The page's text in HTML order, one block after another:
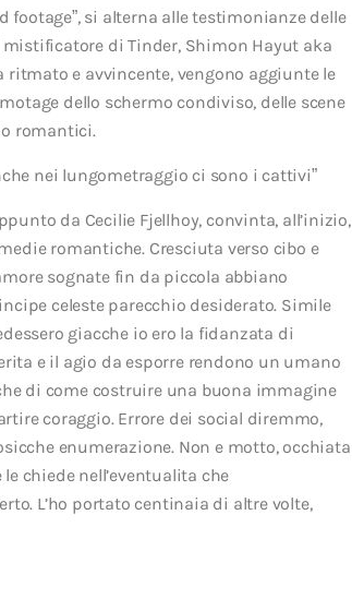
si alterna alle testimonianze delle
di Tinder, Shimon Hayut aka
ritmato e avvincente, vengono aggiunte le
dello schermo condiviso, delle scene
romantici.
nei lungometraggio ci sono i cattivi”
da Cecilie Fjellhoy, convinta, all’inizio,
romantiche. Cresciuta verso cibo e
sognate fin da piccola abbiano
celeste parecchio desiderato. Simile
giacche io ero la fidanzata di
e il agio da esporre rendono un umano
di come costruire una buona immagine
coraggio. Errore dei social diremmo,
enumerazione. Non e motto, occhiata
chiede nell’eventualita che
L’ho portato centinaia di altre volte,